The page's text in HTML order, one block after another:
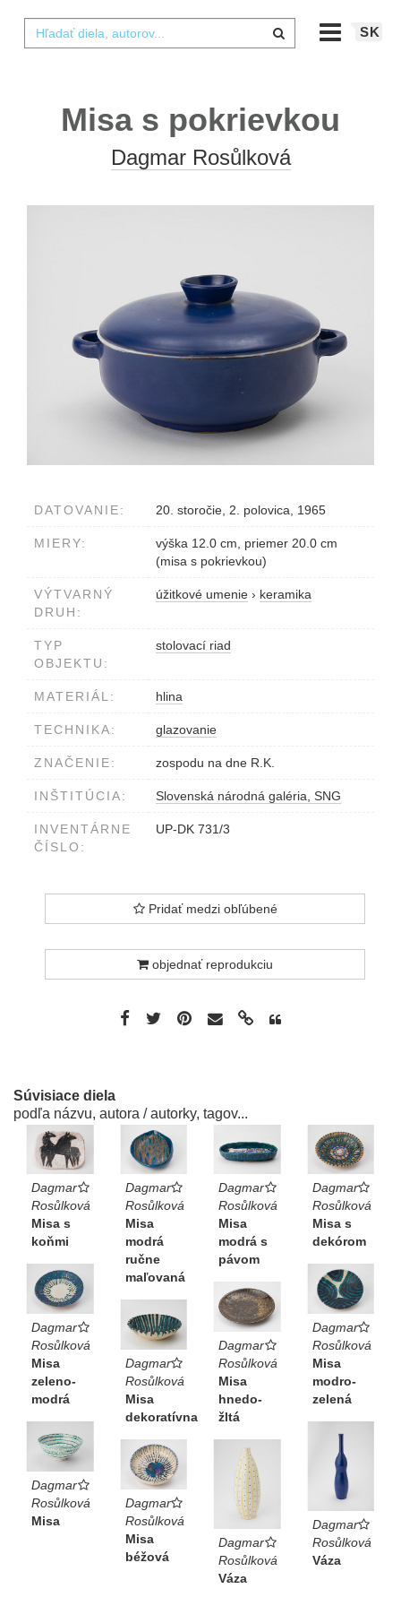
SK
Misa s pokrievkou
Dagmar Rosůlková
DATOVANIE: 20. storočie, 2. polovica, 1965
MIERY:
výška 12.0 cm, priemer 20.0 cm
(misa s pokrievkou)
VÝTVARNÝ
DRUH:
úžitkové umenie › keramika
TYP
OBJEKTU:
stolovací riad
MATERIÁL: hlina
TECHNIKA: glazovanie
ZNAČENIE: zospodu na dne R.K.
INŠTITÚCIA: Slovenská národná galéria, SNG
INVENTÁRNE
ČÍSLO:
UP-DK 731/3
Pridať medzi obľúbené
objednať reprodukciu
Súvisiace diela
podľa názvu, autora / autorky, tagov...
Dagmar
Rosůlková
Misa s
koňmi
Dagmar
Rosůlková
Misa
modrá
ručne
maľovaná
Dagmar
Rosůlková
Misa
modrá s
pávom
Dagmar
Rosůlková
Misa s
dekórom
Dagmar
Rosůlková
Misa
zeleno-
modrá
Dagmar
Rosůlková
Misa
modro-
zelená
Dagmar
Rosůlková
Misa
hnedo-
žltá
Dagmar
Rosůlková
Misa
dekoratívna
Dagmar
Rosůlková
Misa
Dagmar
Rosůlková
Váza
Dagmar
Rosůlková
Misa
béžová
Dagmar
Rosůlková
Váza